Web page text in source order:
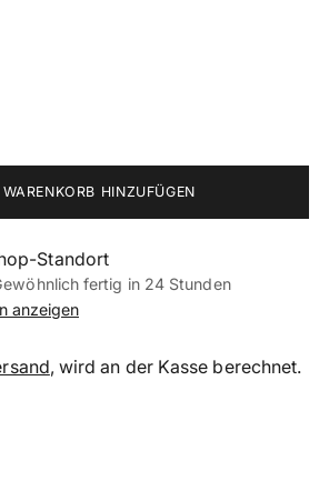
HINZUFÜGEN
Standort
fertig in 24 Stunden
anzeigen
, wird an der Kasse berechnet.